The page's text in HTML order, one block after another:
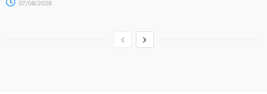
07/08/2026